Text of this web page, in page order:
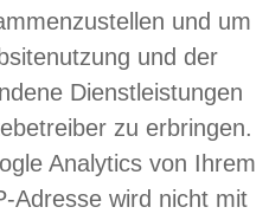
und um
und der
Dienstleistungen
zu erbringen.
Analytics von Ihrem
Adresse wird nicht mit